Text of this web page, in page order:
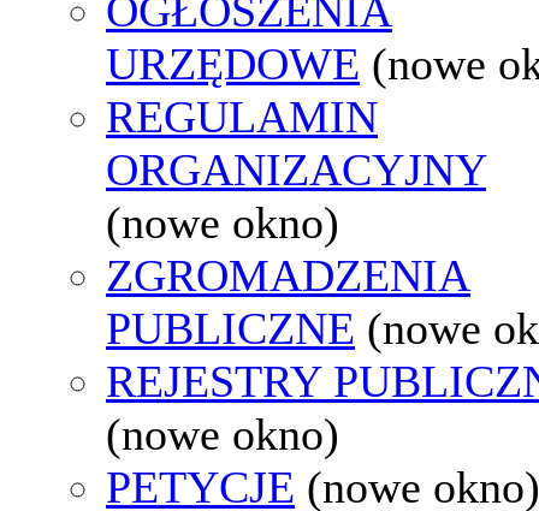
OGŁOSZENIA
URZĘDOWE (nowe
REGULAMIN
ORGANIZACYJNY
(nowe okno)
ZGROMADZENIA
PUBLICZNE (nowe
REJESTRY
(nowe okno)
PETYCJE (nowe okno)